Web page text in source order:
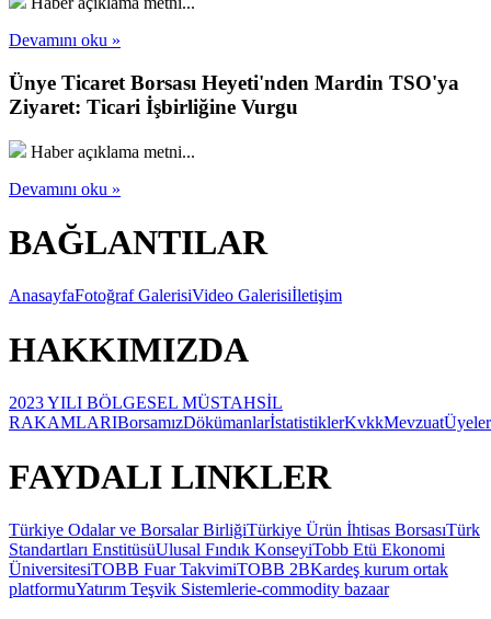
Devamını oku »
Ünye Ticaret Borsası Heyeti'nden Mardin TSO'ya
Ziyaret: Ticari İşbirliğine Vurgu
Haber açıklama metni...
Devamını oku »
BAĞLANTILAR
AnasayfaFotoğraf GalerisiVideo Galerisiİletişim
HAKKIMIZDA
2023 YILI BÖLGESEL MÜSTAHSİL
RAKAMLARIBorsamızDökümanlarİstatistiklerKvkkMevzuatÜyeler
FAYDALI LINKLER
Türkiye Odalar ve Borsalar BirliğiTürkiye Ürün İhtisas BorsasıTürk
Standartları EnstitüsüUlusal Fındık KonseyiTobb Etü Ekonomi
ÜniversitesiTOBB Fuar TakvimiTOBB 2BKardeş kurum ortak
platformuYatırım Teşvik Sistemlerie-commodity bazaar